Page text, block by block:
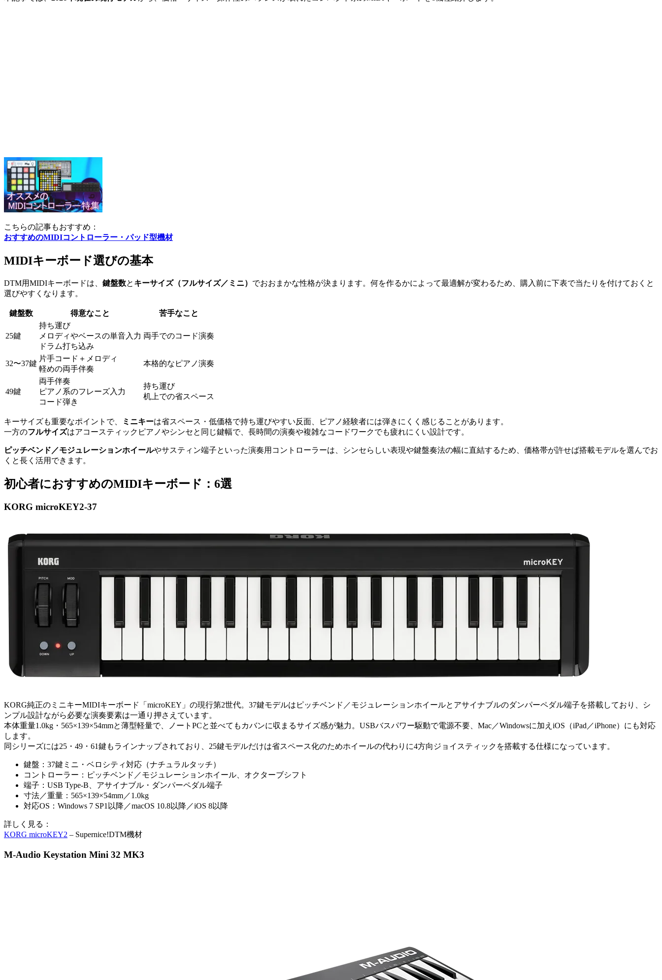
こちらの記事もおすすめ：
おすすめのMIDIコントローラー・パッド型機材
MIDIキーボード選びの基本
DTM用MIDIキーボードは、 鍵盤数と キーサイズ（フルサイズ／ミニ） でおおまかな性格が決まります。何を作るかによって最適解が変わるため、購入前に下表で当たりを付けておくと
選びやすくなります。
鍵盤数 得意なこと 苦手なこと
25鍵
持ち運び
メロディやベースの単音入力
ドラム打ち込み
両手でのコード演奏
32〜37鍵
片手コード＋メロディ
軽めの両手伴奏
本格的なピアノ演奏
49鍵
両手伴奏
ピアノ系のフレーズ入力
コード弾き
持ち運び
机上での省スペース
キーサイズも重要なポイントで、 ミニキーは省スペース・低価格で持ち運びやすい反面、ピアノ経験者には弾きにくく感じることがあります。
一方のフルサイズはアコースティックピアノやシンセと同じ鍵幅で、長時間の演奏や複雑なコードワークでも疲れにくい設計です。
ピッチベンド／モジュレーションホイールやサスティン端子といった演奏用コントローラーは、シンセらしい表現や鍵盤奏法の幅に直結するため、価格帯が許せば搭載モデルを選んでお
くと長く活用できます。
初心者におすすめのMIDIキーボード：6選
KORG microKEY2-37
KORG純正のミニキーMIDIキーボード「microKEY」の現行第2世代。37鍵モデルはピッチベンド／モジュレーションホイールとアサイナブルのダンパーペダル端子を搭載しており、シ
ンプル設計ながら必要な演奏要素は一通り押さえています。
本体重量1.0kg・565×139×54mmと薄型軽量で、ノートPCと並べてもカバンに収まるサイズ感が魅力。USBバスパワー駆動で電源不要、Mac／Windowsに加えiOS（iPad／iPhone）にも対応
します。
同シリーズには25・49・61鍵もラインナップされており、25鍵モデルだけは省スペース化のためホイールの代わりに4方向ジョイスティックを搭載する仕様になっています。
鍵盤：37鍵ミニ・ベロシティ対応（ナチュラルタッチ）
コントローラー：ピッチベンド／モジュレーションホイール、オクターブシフト
端子：USB Type-B、アサイナブル・ダンパーペダル端子
寸法／重量：565×139×54mm／1.0kg
対応OS：Windows 7 SP1以降／macOS 10.8以降／iOS 8以降
詳しく見る：
KORG microKEY2 – Supernice!DTM機材
M-Audio Keystation Mini 32 MK3